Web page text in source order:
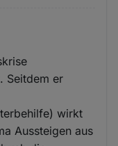
Seitdem er
wirkt
Aussteigen aus